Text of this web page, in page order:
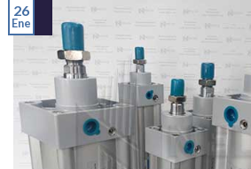
26
Ene